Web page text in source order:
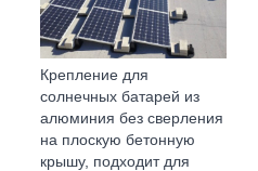
Крепление для
солнечных батарей из
алюминия без сверления
на плоскую бетонную
крышу, подходит для